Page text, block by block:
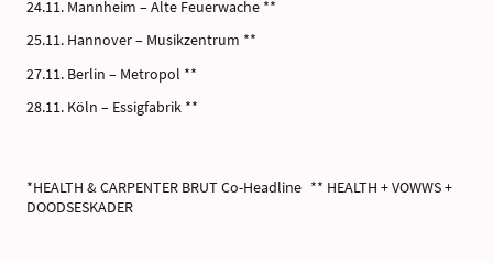
24.11. Mannheim – Alte Feuerwache **
25.11. Hannover – Musikzentrum **
27.11. Berlin – Metropol **
28.11. Köln – Essigfabrik **
*HEALTH & CARPENTER BRUT Co-Headline ** HEALTH + VOWWS +
DOODSESKADER